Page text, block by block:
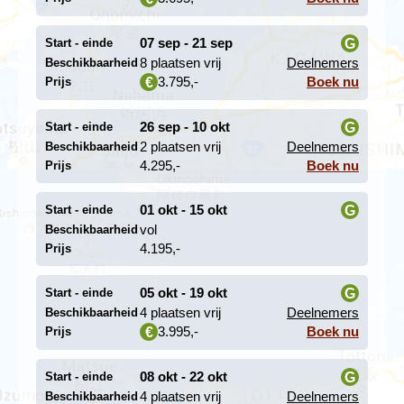
In het hooggelegen Koyasan ontvluchten Japanners niet
alleen de zomerhitte, maar ook proberen ze in één van
de vele boeddhistische tempels de stress van het
drukke alledaagse leven achter zich te laten. We
overnachten hier in een 'shukubo', een traditionele
accommodatie in een tempelcomplex. Tijdens het diner
en ontbijt, welke inbegrepen zijn bij de reissom, worden
er heerlijke vegetarische schotels opgediend. Net als in
Start - einde 07 sep - 21 sep G
i
Beschikbaarheid 8 plaatsen vrij Deelnemers
Prijs € 3.795,- Boek nu
Start - einde 26 sep - 10 okt G
i
Beschikbaarheid 2 plaatsen vrij Deelnemers
Prijs 4.295,- Boek nu
Start - einde 01 okt - 15 okt G
Beschikbaarheid vol
Prijs 4.195,-
Start - einde 05 okt - 19 okt G
i
Beschikbaarheid 4 plaatsen vrij Deelnemers
Prijs € 3.995,- Boek nu
Start - einde 08 okt - 22 okt G
Beschikbaarheid 4 plaatsen vrij Deelnemers